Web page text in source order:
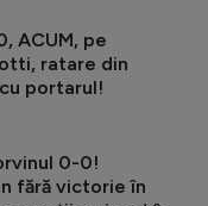
ACUM, pe
ratare din
portarul!
0-0!
fără victorie în